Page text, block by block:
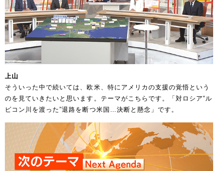
上山
そういった中で続いては、欧米、特にアメリカの支援の覚悟という
のを見ていきたいと思います。テーマがこちらです。「対ロシア“ル
ビコン川を渡った”退路を断つ米国…決断と懸念」です。